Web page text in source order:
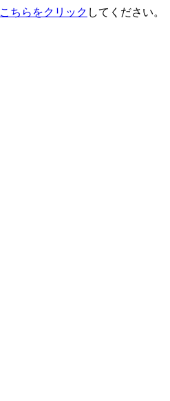
こちらをクリック してください。